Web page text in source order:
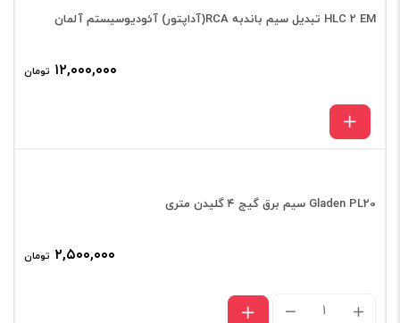
HLC 2 EM تبدیل سیم باندبه RCA(آداپتور) آئودیوسیستم آلمان
۱۲,۰۰۰,۰۰۰ تومان
Gladen PL20 سیم برق گیج ۴ گلیدن متری
۲,۵۰۰,۰۰۰ تومان
Gladen